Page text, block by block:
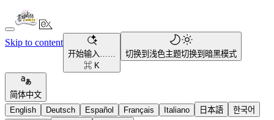
Skip to content
开始输入……
⌘ K
切换到浅色主题切换到暗黑模式
简体中文
English
Deutsch Español Français Italiano 日本語
한국어